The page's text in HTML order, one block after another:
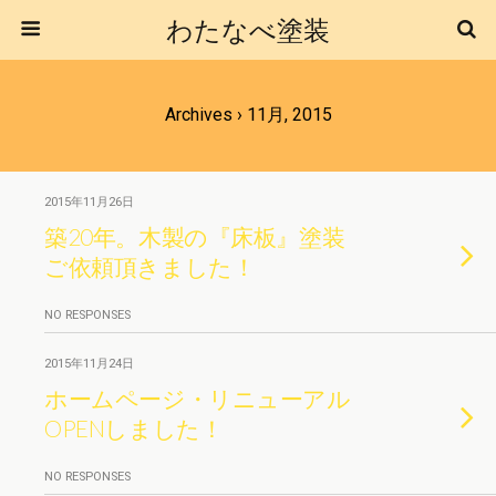
わたなべ塗装
Archives › 11月, 2015
2015年11月26日
築20年。木製の『床板』塗装
ご依頼頂きました！
NO RESPONSES
2015年11月24日
ホームページ・リニューアル
OPENしました！
NO RESPONSES